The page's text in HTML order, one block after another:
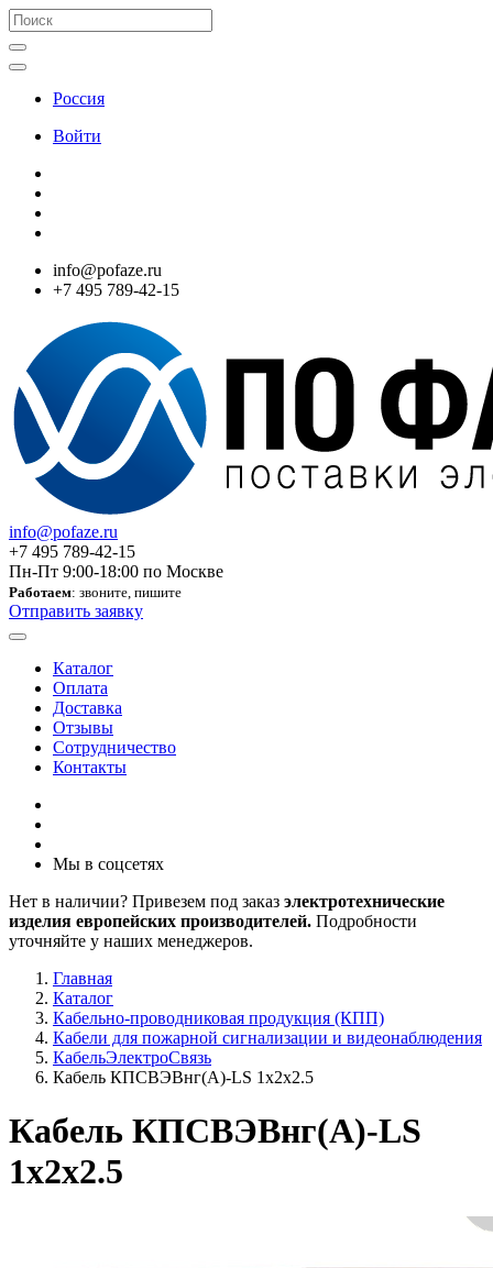
Россия
Войти
info@pofaze.ru
+7 495 789-42-15
info@pofaze.ru
+7 495 789-42-15
Пн-Пт 9:00-18:00 по Москве
Работаем: звоните, пишите
Отправить заявку
Каталог
Оплата
Доставка
Отзывы
Сотрудничество
Контакты
Мы в соцсетях
Нет в наличии? Привезем под заказ электротехнические
изделия европейских производителей. Подробности
уточняйте у наших менеджеров.
Главная
Каталог
Кабельно-проводниковая продукция (КПП)
Кабели для пожарной сигнализации и видеонаблюдения
КабельЭлектроСвязь
Кабель КПСВЭВнг(А)-LS 1х2х2.5
Кабель КПСВЭВнг(А)-LS
1х2х2.5